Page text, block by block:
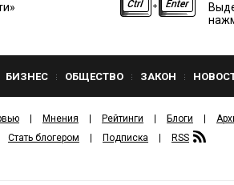
БИЗНЕС ОБЩЕСТВО ЗАКОН
Мнения Рейтинги Блоги
Стать блогером Подписка RSS